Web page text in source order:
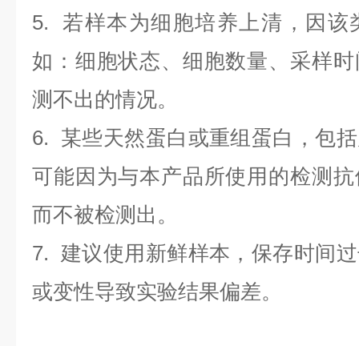
5. 若样本为细胞培养上清，因该
如：细胞状态、细胞数量、采样
测不出的情况。
6. 某些天然蛋白或重组蛋白，包
可能因为与本产品所使用的检测
而不被检测出。
7. 建议使用新鲜样本，保存时间
或变性导致实验结果偏差。